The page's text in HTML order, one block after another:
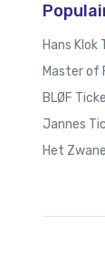
Hans Klok
Master of
BLØF
Jannes
Het